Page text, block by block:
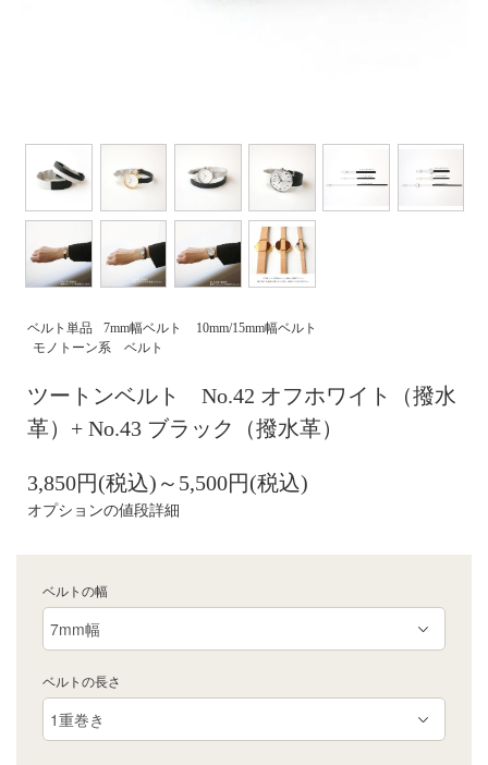
ベルト単品 7mm幅ベルト
10mm/15mm幅ベルト
モノトーン系 ベルト
ツートンベルト No.42 オフホワイト（撥水
革）+ No.43 ブラック（撥水革）
3,850円(税込)～5,500円(税込)
オプションの値段詳細
ベルトの幅
ベルトの長さ